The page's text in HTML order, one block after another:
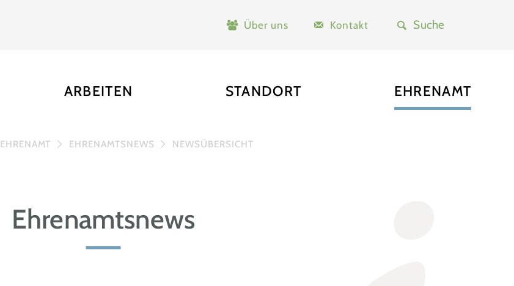
Über uns Kontakt
ARBEITEN STANDORT EHRENAMT
EHRENAMT EHRENAMTSNEWS NEWSÜBERSICHT
Ehrenamtsnews